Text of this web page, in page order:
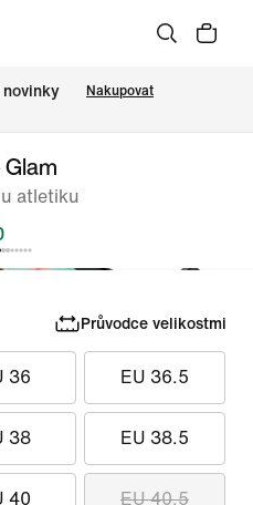
novinky Nakupovat
atletiku
Průvodce velikostmi
36 EU 36.5
38 EU 38.5
40 EU 40.5